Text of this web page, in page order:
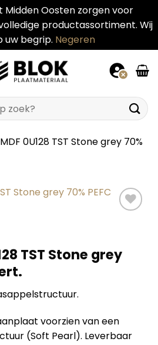
Midden Oosten zorgen voor
productassortiment. Wij
uw begrip. Negeren
0U128 TST Stone grey 70%
TST Stone grey
voorzien van een
(Soft Pearl). Leverbaar